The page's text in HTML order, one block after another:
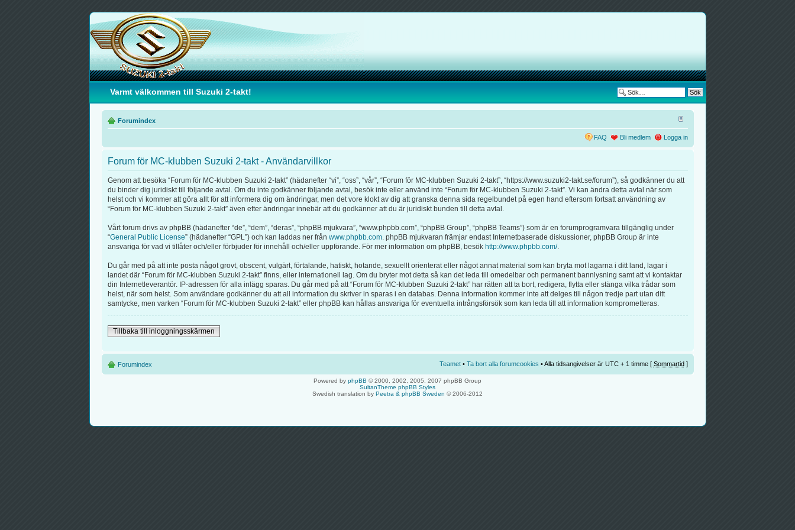
Varmt välkommen till Suzuki 2-takt!
Forumindex
FAQ Bli medlem Logga in
Forum för MC-klubben Suzuki 2-takt - Användarvillkor
Genom att besöka “Forum för MC-klubben Suzuki 2-takt” (hädanefter “vi”, “oss”, “vår”, “Forum för MC-klubben Suzuki 2-takt”, “https://www.suzuki2-takt.se/forum”), så godkänner du att
du binder dig juridiskt till följande avtal. Om du inte godkänner följande avtal, besök inte eller använd inte “Forum för MC-klubben Suzuki 2-takt”. Vi kan ändra detta avtal när som
helst och vi kommer att göra allt för att informera dig om ändringar, men det vore klokt av dig att granska denna sida regelbundet på egen hand eftersom fortsatt användning av
“Forum för MC-klubben Suzuki 2-takt” även efter ändringar innebär att du godkänner att du är juridiskt bunden till detta avtal.
Vårt forum drivs av phpBB (hädanefter “de”, “dem”, “deras”, “phpBB mjukvara”, “www.phpbb.com”, “phpBB Group”, “phpBB Teams”) som är en forumprogramvara tillgänglig under
“General Public License” (hädanefter “GPL”) och kan laddas ner från www.phpbb.com. phpBB mjukvaran främjar endast Internetbaserade diskussioner, phpBB Group är inte
ansvariga för vad vi tillåter och/eller förbjuder för innehåll och/eller uppförande. För mer information om phpBB, besök http://www.phpbb.com/.
Du går med på att inte posta något grovt, obscent, vulgärt, förtalande, hatiskt, hotande, sexuellt orienterat eller något annat material som kan bryta mot lagarna i ditt land, lagar i
landet där “Forum för MC-klubben Suzuki 2-takt” finns, eller internationell lag. Om du bryter mot detta så kan det leda till omedelbar och permanent bannlysning samt att vi kontaktar
din Internetleverantör. IP-adressen för alla inlägg sparas. Du går med på att “Forum för MC-klubben Suzuki 2-takt” har rätten att ta bort, redigera, flytta eller stänga vilka trådar som
helst, när som helst. Som användare godkänner du att all information du skriver in sparas i en databas. Denna information kommer inte att delges till någon tredje part utan ditt
samtycke, men varken “Forum för MC-klubben Suzuki 2-takt” eller phpBB kan hållas ansvariga för eventuella intrångsförsök som kan leda till att information komprometteras.
Tillbaka till inloggningsskärmen
Forumindex Teamet• Ta bort alla forumcookies • Alla tidsangivelser är UTC + 1 timme [ Sommartid]
Powered by phpBB © 2000, 2002, 2005, 2007 phpBB Group
SultanTheme phpBB Styles
Swedish translation by Peetra & phpBB Sweden © 2006-2012